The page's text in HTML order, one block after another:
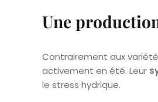
Une
Contrairement aux
activement en été. Leur
le stress hydrique.